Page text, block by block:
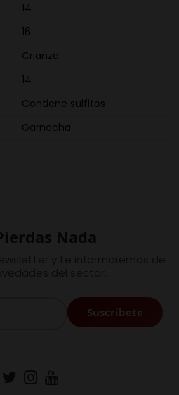
14
16
Crianza
14
Contiene sulfitos
Garnacha
Nada